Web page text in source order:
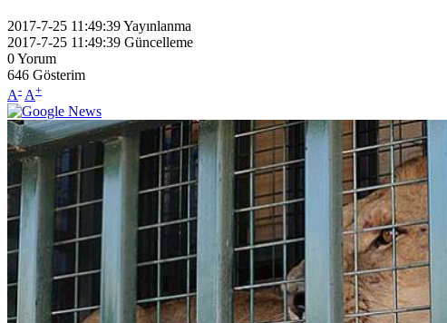
2017-7-25 11:49:39Yayınlanma
2017-7-25 11:49:39 Güncelleme
0Yorum
646 Gösterim
A- A+